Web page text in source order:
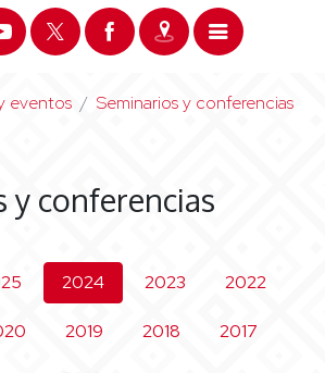
eventos Seminarios y conferencias
y conferencias
2024 2023 2022
2019 2018 2017